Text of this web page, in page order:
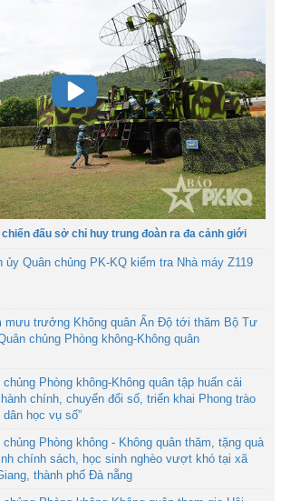
đấu sở chỉ huy trung đoàn ra đa cảnh giới
ủy Quân chủng PK-KQ kiểm tra Nhà máy Z119
mưu trưởng Không quân Ấn Độ tới thăm Bộ Tư
chủng Phòng không-Không quân
chủng Phòng không-Không quân tập huấn cải
chính, chuyển đổi số, triển khai Phong trào
dân học vụ số”
chủng Phòng không - Không quân thăm, tặng quà
chính sách, học sinh nghèo vượt khó tại xã
thành phố Đà nẵng